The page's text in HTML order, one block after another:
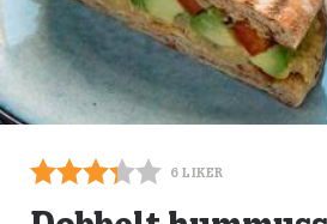
6 LIKER